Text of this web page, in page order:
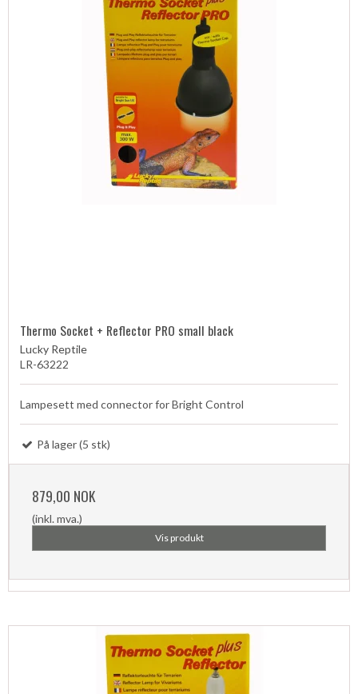
Thermo Socket + Reflector PRO small black
Lucky Reptile
LR-63222
Lampesett med connector for Bright Control
På lager (5 stk)
879,00 NOK
(inkl. mva.)
Vis produkt